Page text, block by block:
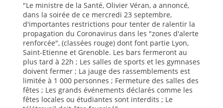
"Le ministre de la Santé, Olivier Véran, a annoncé,
dans la soirée de ce mercredi 23 septembre,
d'importantes restrictions pour tenter de ralentir la
propagation du Coronavirus dans les "zones d'alerte
renforcée", (classées rouge) dont font partie Lyon,
Saint-Etienne et Grenoble. Les bars fermeront au
plus tard à 22h ; Les salles de sports et les gymnases
doivent fermer ; La jauge des rassemblements est
limitée à 1 000 personnes ; Fermeture des salles des
fêtes ; Les grands événements déclarés comme les
fêtes locales ou étudiantes sont interdits ; Le